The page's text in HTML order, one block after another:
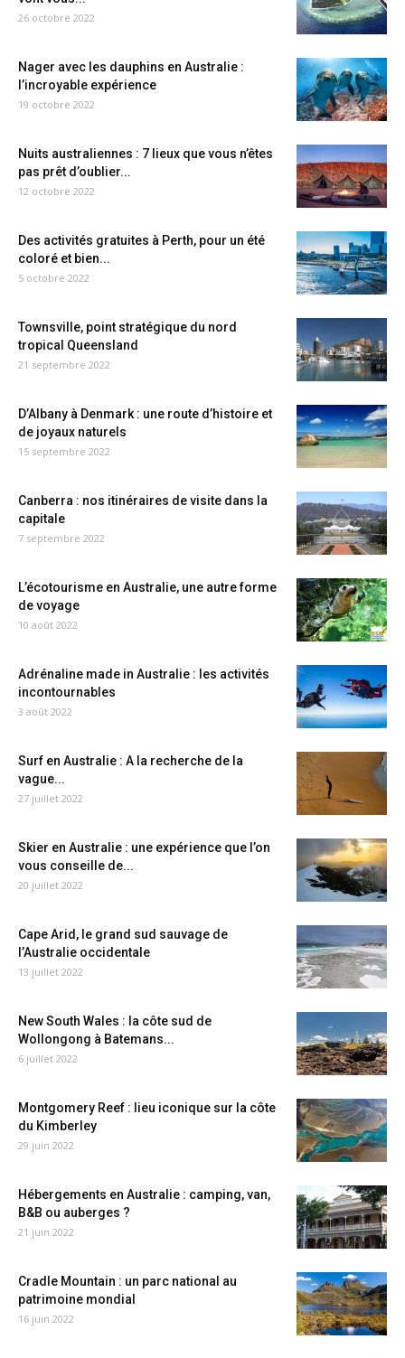
26 octobre 2022
Nager avec les dauphins en Australie :
l’incroyable expérience
19 octobre 2022
Nuits australiennes : 7 lieux que vous n’êtes
pas prêt d’oublier...
12 octobre 2022
Des activités gratuites à Perth, pour un été
coloré et bien...
5 octobre 2022
Townsville, point stratégique du nord
tropical Queensland
21 septembre 2022
D’Albany à Denmark : une route d’histoire et
de joyaux naturels
15 septembre 2022
Canberra : nos itinéraires de visite dans la
capitale
7 septembre 2022
L’écotourisme en Australie, une autre forme
de voyage
10 août 2022
Adrénaline made in Australie : les activités
incontournables
3 août 2022
Surf en Australie : A la recherche de la
vague...
27 juillet 2022
Skier en Australie : une expérience que l’on
vous conseille de...
20 juillet 2022
Cape Arid, le grand sud sauvage de
l’Australie occidentale
13 juillet 2022
New South Wales : la côte sud de
Wollongong à Batemans...
6 juillet 2022
Montgomery Reef : lieu iconique sur la côte
du Kimberley
29 juin 2022
Hébergements en Australie : camping, van,
B&B ou auberges ?
21 juin 2022
Cradle Mountain : un parc national au
patrimoine mondial
16 juin 2022